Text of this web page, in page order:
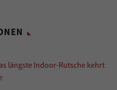
längste Indoor-Rutsche kehrt